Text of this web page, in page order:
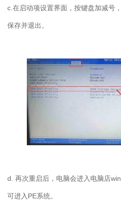
c.在启动项设置界面，按键盘加减号
保存并退出。
d. 再次重启后，电脑会进入电脑店
可进入PE系统。